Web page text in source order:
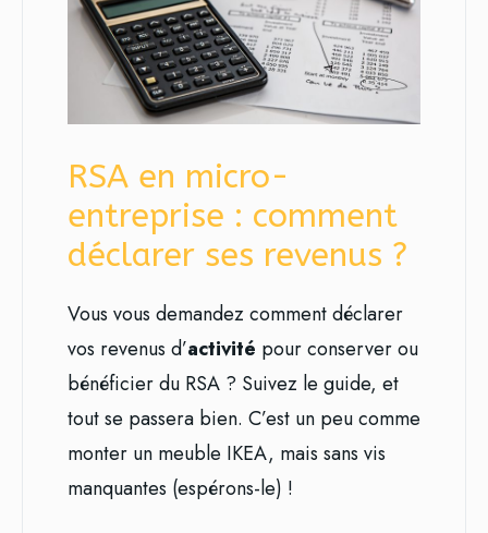
RSA en micro-
entreprise : comment
déclarer ses revenus ?
Vous vous demandez comment déclarer
vos revenus d’activité pour conserver ou
bénéficier du RSA ? Suivez le guide, et
tout se passera bien. C’est un peu comme
monter un meuble IKEA, mais sans vis
manquantes (espérons-le) !